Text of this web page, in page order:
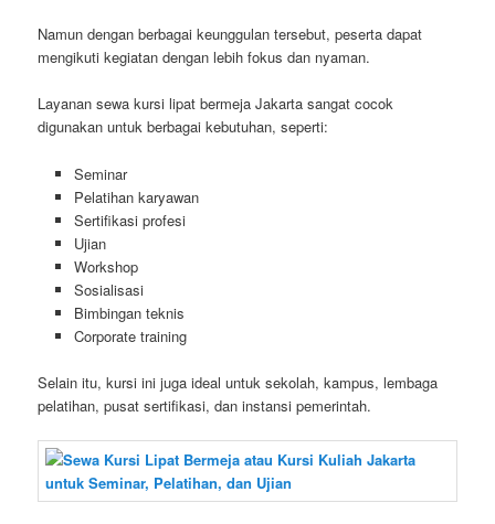
Namun dengan berbagai keunggulan tersebut, peserta dapat
mengikuti kegiatan dengan lebih fokus dan nyaman.
Layanan sewa kursi lipat bermeja Jakarta sangat cocok
digunakan untuk berbagai kebutuhan, seperti:
Seminar
Pelatihan karyawan
Sertifikasi profesi
Ujian
Workshop
Sosialisasi
Bimbingan teknis
Corporate training
Selain itu, kursi ini juga ideal untuk sekolah, kampus, lembaga
pelatihan, pusat sertifikasi, dan instansi pemerintah.